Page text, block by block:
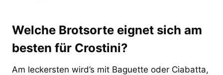
Welche Brotsorte eignet sich am
besten für Crostini?
Am leckersten wird’s mit Baguette oder Ciabatta,